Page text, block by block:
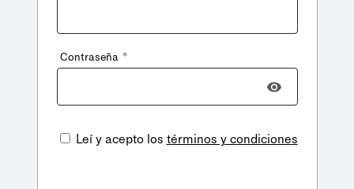
Contraseña *
Leí y acepto los términos y condiciones